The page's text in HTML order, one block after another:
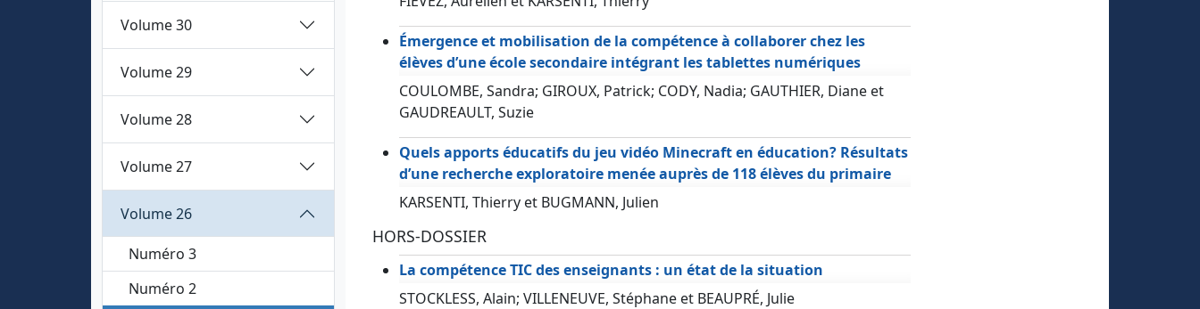
Volume 30
Volume 29
Volume 28
Volume 27
Volume 26
Numéro 3
Numéro 2
Émergence et mobilisation de la compétence à collaborer chez les
élèves d’une école secondaire intégrant les tablettes numériques
COULOMBE, Sandra; GIROUX, Patrick; CODY, Nadia; GAUTHIER, Diane et
GAUDREAULT, Suzie
Quels apports éducatifs du jeu vidéo Minecraft en éducation? Résultats
d’une recherche exploratoire menée auprès de 118 élèves du primaire
KARSENTI, Thierry et BUGMANN, Julien
HORS-DOSSIER
La compétence TIC des enseignants : un état de la situation
STOCKLESS, Alain; VILLENEUVE, Stéphane et BEAUPRÉ, Julie